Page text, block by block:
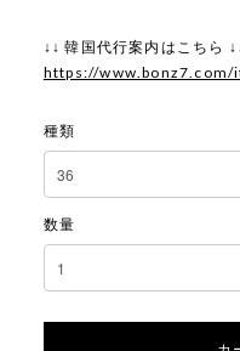
↓↓ 韓国代行案内はこちら
https://
種類
数量